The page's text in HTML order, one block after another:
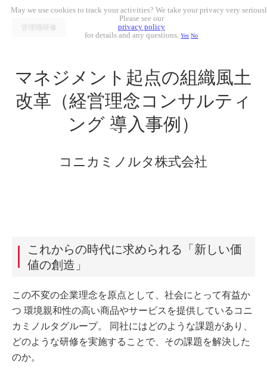
管理職研修
マネジメント起点の組織風土
改革 （経営理念コンサルティ
ング 導入事例）
コニカミノルタ株式会社
これからの時代に求められる「新しい価
値の創造」
この不変の企業理念を原点として、社会にとって有益か
つ 環境親和性の高い商品やサービスを提供しているコニ
カミノルタグループ。 同社にはどのような課題があり、
どのような研修を実施することで、その課題を解決した
のか。
May we use cookies to track your activities? We take your privacy very
Please see our
privacy policy
for details and any questions.Yes No